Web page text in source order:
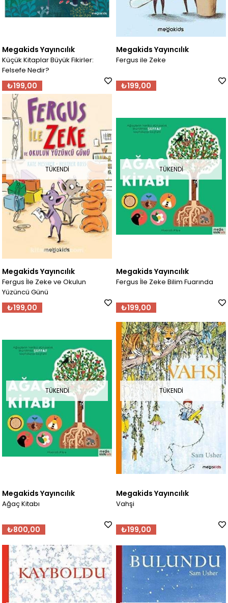
Megakids Yayıncılık
Küçük Kitaplar Büyük Fikirler:
Felsefe Nedir?
₺199,00
Megakids Yayıncılık
Fergus ile Zeke
₺199,00
TÜKENDI
Megakids Yayıncılık
Fergus İle Zeke ve Okulun
Yüzüncü Günü
₺199,00
TÜKENDI
Megakids Yayıncılık
Fergus İle Zeke Bilim Fuarında
₺199,00
TÜKENDI
Megakids Yayıncılık
Ağaç Kitabı
₺800,00
TÜKENDI
Megakids Yayıncılık
Vahşi
₺199,00